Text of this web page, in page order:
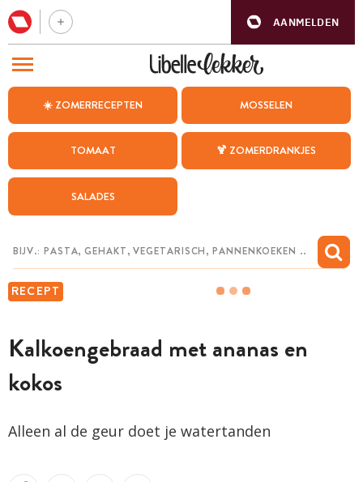
AANMELDEN
☀️ ZOMERRECEPTEN MOSSELEN
TOMAAT 🍹 ZOMERDRANKJES
SALADES
RECEPT
Kalkoengebraad met ananas en
kokos
Alleen al de geur doet je watertanden
BEZOEK ONZE ANDERE WEBSITES
WEEKMENU
CHAT MET MAIA
MIJN BEWAARDE RECEPTEN